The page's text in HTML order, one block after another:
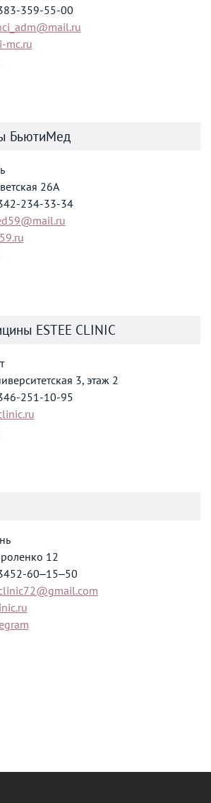
359-55-00
mc.ru
БьютиМед
26А
234-33-34
ESTEE CLINIC
3, этаж 2
251-10-95
12
60‒15‒50